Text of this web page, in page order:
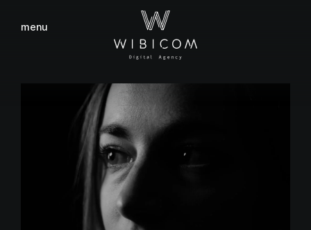
menu